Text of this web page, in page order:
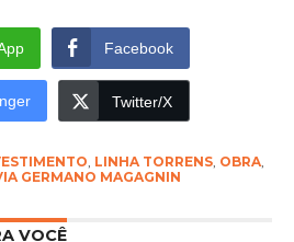
Facebook
Twitter/X
LINHA TORRENS, OBRA,
GERMANO MAGAGNIN
VOCÊ